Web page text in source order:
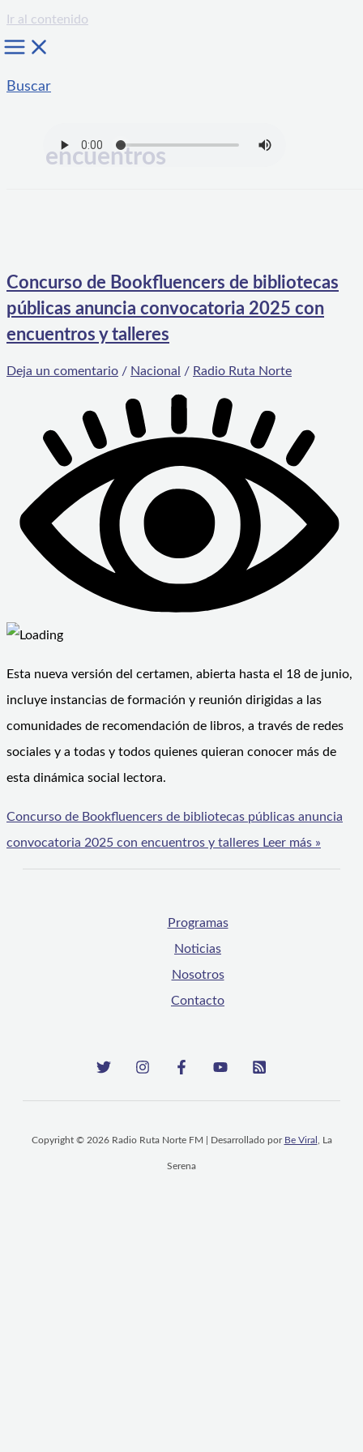
Ir al contenido
Buscar
encuentros
Concurso de Bookfluencers de bibliotecas
públicas anuncia convocatoria 2025 con
encuentros y talleres
Deja un comentario / Nacional / Radio Ruta Norte
Esta nueva versión del certamen, abierta hasta el 18 de junio,
incluye instancias de formación y reunión dirigidas a las
comunidades de recomendación de libros, a través de redes
sociales y a todas y todos quienes quieran conocer más de
esta dinámica social lectora.
Concurso de Bookfluencers de bibliotecas públicas anuncia
convocatoria 2025 con encuentros y talleres Leer más »
Programas
Noticias
Nosotros
Contacto
Copyright © 2026 Radio Ruta Norte FM | Desarrollado por Be Viral , La
Serena